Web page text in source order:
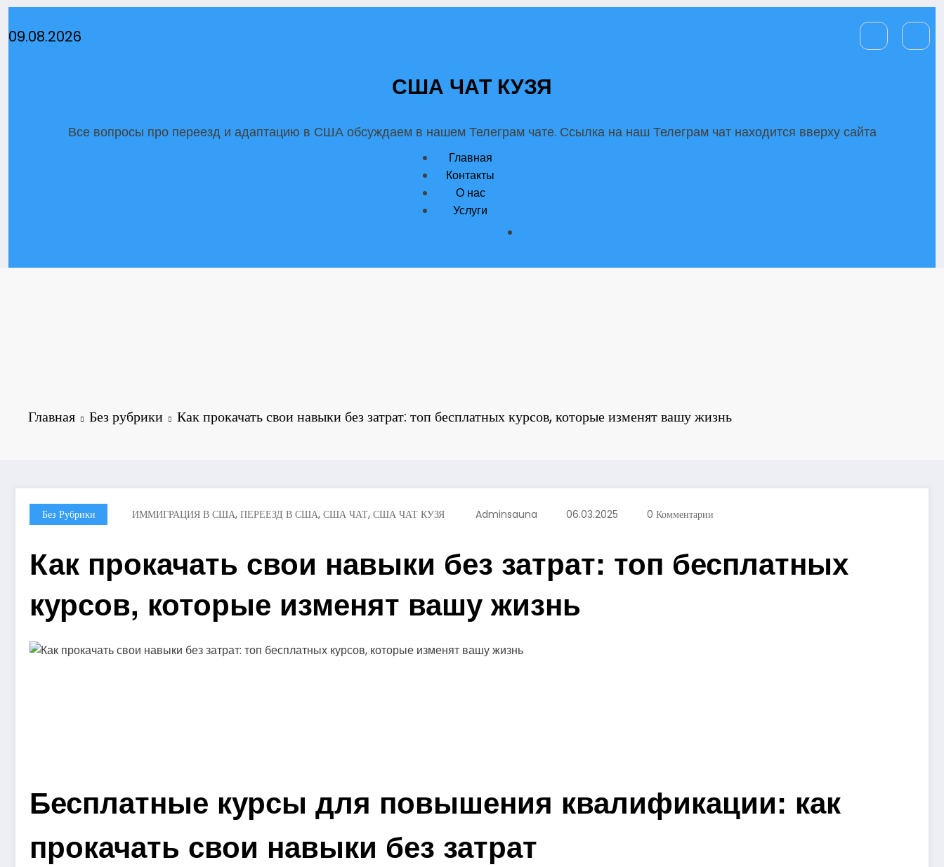
09.08.2026
США ЧАТ КУЗЯ
Все вопросы про переезд и адаптацию в США обсуждаем в нашем Телеграм чате. Ссылка на наш Телеграм чат находится вверху сайта
Главная
Контакты
О нас
Услуги
Главная Без рубрики Как прокачать свои навыки без затрат: топ бесплатных курсов, которые изменят вашу жизнь
Без Рубрики ИММИГРАЦИЯ В США, ПЕРЕЕЗД В США, США ЧАТ, США ЧАТ КУЗЯ Adminsauna 06.03.2025 0 Комментарии
Как прокачать свои навыки без затрат: топ бесплатных
курсов, которые изменят вашу жизнь
Бесплатные курсы для повышения квалификации: как
прокачать свои навыки без затрат